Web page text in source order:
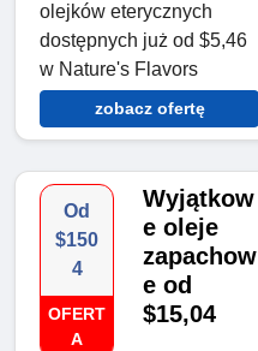
olejków eterycznych
dostępnych już od $5,46
w Nature's Flavors
zobacz ofertę
Od
$150
4
OFERT
A
Wyjątkow
e oleje
zapachow
e od
$15,04